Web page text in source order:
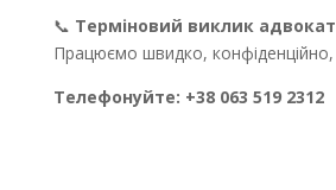
📞 Терміновий виклик
Працюємо швидко,
Телефонуйте: +38 063 519 2312